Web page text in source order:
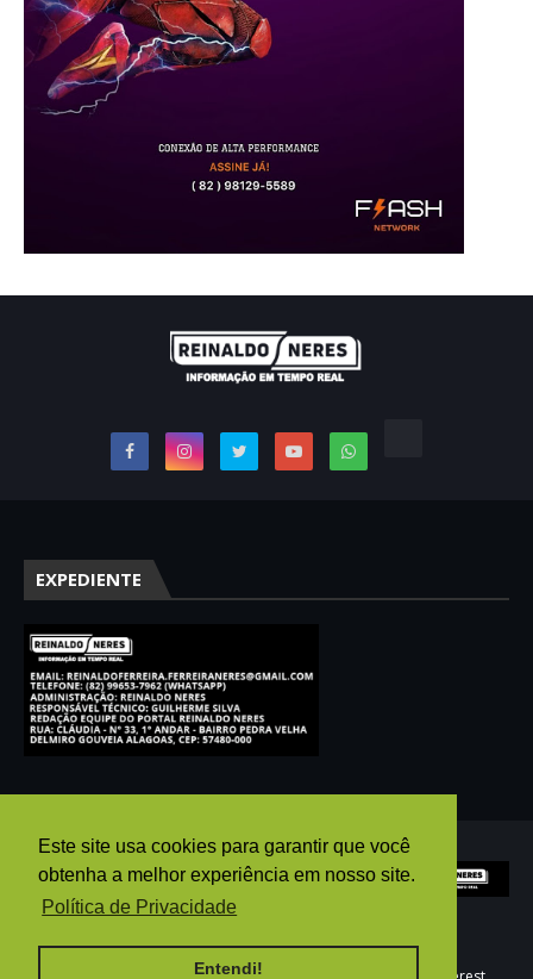
Este site usa cookies para garantir que você
obtenha a melhor experiência em nosso site.
Política de Privacidade
Entendi!
EXPEDIENTE